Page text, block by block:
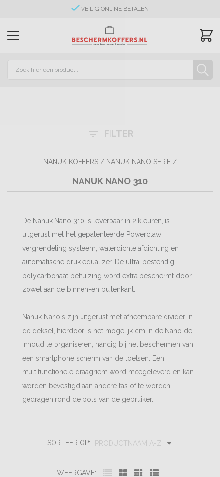
VEILIG ONLINE BETALEN
filter_list FILTER
NANUK KOFFERS / NANUK NANO SERIE /
NANUK NANO 310
De Nanuk Nano 310 is leverbaar in 2 kleuren, is
uitgerust met het gepatenteerde Powerclaw
vergrendeling systeem, waterdichte afdichting en
automatische druk equalizer. De ultra-bestendig
polycarbonaat behuizing word extra beschermt door
zowel aan de binnen-en buitenkant.
Nanuk Nano's zijn uitgerust met afneembare divider in
de deksel, hierdoor is het mogelijk om in de Nano de
inhoud te organiseren, handig bij het beschermen van
een smartphone scherm van de toetsen. Een
multifunctionele draagriem word meegeleverd en kan
worden bevestigd aan andere tas of te worden
gedragen rond de pols van de gebruiker.
SORTEER OP: PRODUCTNAAM A-Z
WEERGAVE: